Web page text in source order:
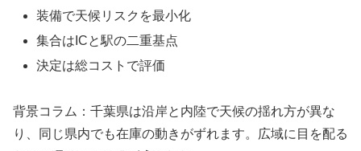
装備で天候リスクを最小化
集合はICと駅の二重基点
決定は総コストで評価
背景コラム：千葉県は沿岸と内陸で天候の揺れ方が異な
り、同じ県内でも在庫の動きがずれます。広域に目を配る